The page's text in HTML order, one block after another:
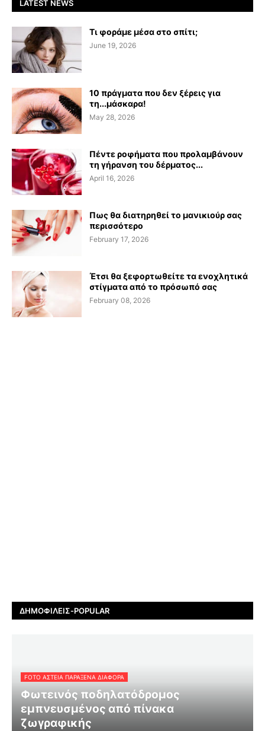
LATEST NEWS
Τι φοράμε μέσα στο σπίτι;
June 19, 2026
10 πράγματα που δεν ξέρεις για
τη...μάσκαρα!
May 28, 2026
Πέντε ροφήματα που προλαμβάνουν
τη γήρανση του δέρματος...
April 16, 2026
Πως θα διατηρηθεί το μανικιούρ σας
περισσότερο
February 17, 2026
Έτσι θα ξεφορτωθείτε τα ενοχλητικά
στίγματα από το πρόσωπό σας
February 08, 2026
ΔΗΜΟΦΙΛΕΊΣ-POPULAR
FOTO ΑΣΤΕΙΑ ΠΑΡΑΞΕΝΑ ΔΙΑΦΟΡΑ
Φωτεινός ποδηλατόδρομος
εμπνευσμένος από πίνακα
ζωγραφικής